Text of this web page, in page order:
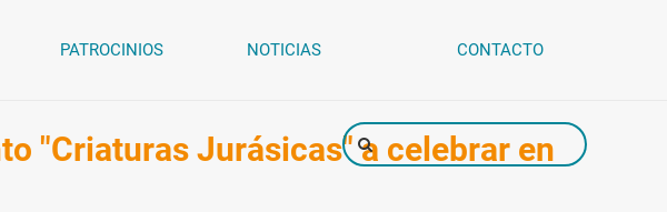
PATROCINIOS NOTICIAS CONTACTO
"Criaturas Jurásicas" a celebrar en